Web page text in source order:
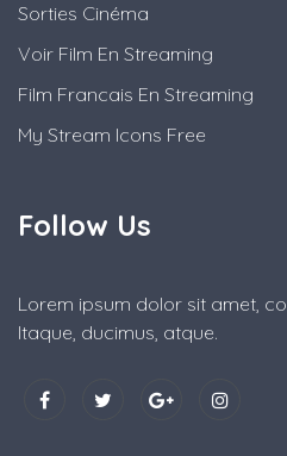
Sorties Cinéma
Voir Film En Streaming
Film Francais En Streaming
My Stream Icons Free
Follow Us
Lorem ipsum dolor sit amet,
Itaque, ducimus, atque.